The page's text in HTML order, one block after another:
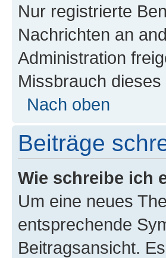
Nur registrierte
Nachrichten an
Administration
Missbrauch
Nach oben
Beiträge
Wie schreibe ich
Um eine neues
entsprechende
Beitragsansicht.